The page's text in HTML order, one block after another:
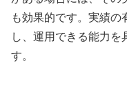
も効果的です。実績
し、運用できる能力を
す。